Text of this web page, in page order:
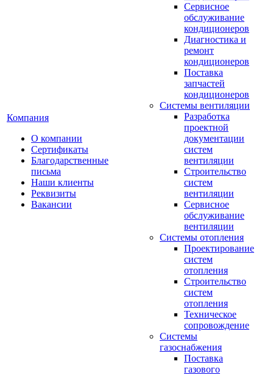
Компания
О компании
Сертификаты
Благодарственные
письма
Наши клиенты
Реквизиты
Вакансии
Сервисное
обслуживание
кондиционеров
Диагностика и
ремонт
кондиционеров
Поставка
запчастей
кондиционеров
Системы вентиляции
Разработка
проектной
документации
систем
вентиляции
Строительство
систем
вентиляции
Сервисное
обслуживание
вентиляции
Системы отопления
Проектирование
систем
отопления
Строительство
систем
отопления
Техническое
сопровождение
Системы
газоснабжения
Поставка
газового